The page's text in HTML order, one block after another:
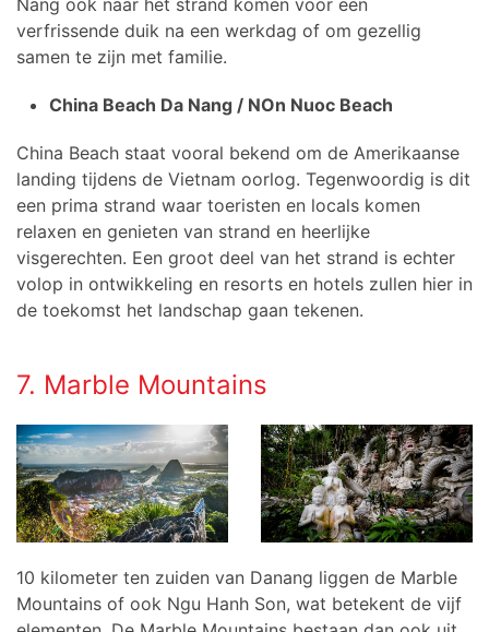
verfrissende duik na een werkdag of om gezellig
samen te zijn met familie.
China Beach Da Nang / NOn Nuoc Beach
China Beach staat vooral bekend om de Amerikaanse
landing tijdens de Vietnam oorlog. Tegenwoordig is dit
een prima strand waar toeristen en locals komen
relaxen en genieten van strand en heerlijke
visgerechten. Een groot deel van het strand is echter
volop in ontwikkeling en resorts en hotels zullen hier in
de toekomst het landschap gaan tekenen.
7. Marble Mountains
10 kilometer ten zuiden van Danang liggen de Marble
Mountains of ook Ngu Hanh Son, wat betekent de vijf